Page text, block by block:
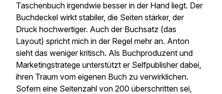
Taschenbuch irgendwie besser in der Hand liegt. Der
Buchdeckel wirkt stabiler, die Seiten stärker, der
Druck hochwertiger. Auch der Buchsatz (das
Layout) spricht mich in der Regel mehr an. Anton
sieht das weniger kritisch. Als Buchproduzent und
Marketingstratege unterstützt er Selfpublisher dabei,
ihren Traum vom eigenen Buch zu verwirklichen.
Sofern eine Seitenzahl von 200 überschritten sei,